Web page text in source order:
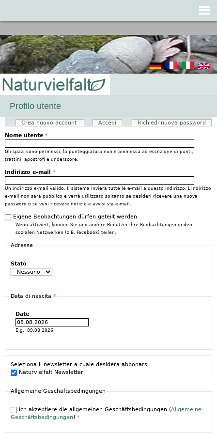
Profilo utente
Schede primarie
Crea nuovo account (scheda attiva)
Accedi
Richiedi nuova password
Nome utente *
Gli spazi sono permessi; la punteggiatura non è ammessa ad eccezione di punti,
trattini, apostrofi e underscore.
Indirizzo e-mail *
Un indirizzo e-mail valido. Il sistema invierà tutte le e-mail a questo indirizzo. L'indirizzo
e-mail non sarà pubblico e verrà utilizzato soltanto se desideri ricevere una nuova
password o se vuoi ricevere notizie e avvisi via e-mail.
Eigene Beobachtungen dürfen geteilt werden
Wenn aktiviert, können Sie und andere Benutzer Ihre Beobachtungen in den
sozialen Netzwerken (z.B. Facebook) teilen.
Adresse
Stato
Data di nascita *
Date
E.g., 09.08.2026
Seleziona il newsletter a cuale desidera abbonarsi.
Naturvielfalt Newsletter
Allgemeine Geschäftsbedingungen
Ich akzeptiere die allgemeinen Geschäftsbedingungen (Allgemeine
Geschäftsbedingungen) *